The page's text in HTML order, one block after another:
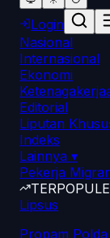
Login
Nasional
Internasional
Ekonomi
Editorial
Liputan
Indeks
Lainnya ▾
Pekerja
Lipsus
Propam